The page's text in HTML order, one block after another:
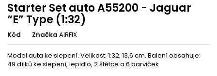
Starter Set auto A55200 - Jaguar
“E” Type (1:32)
Kód Značka AIRFIX
Model auta ke slepení. Velikost: 1:32; 13,6 cm. Balení obsahuje:
49 dílků ke slepení, lepidlo, 2 štětce a 6 barviček